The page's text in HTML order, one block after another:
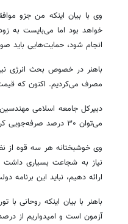
وی با بیان اینکه من جزو
خواهد بود اما می‌بایست به
انجام شود، حمایت‌هایی باید
مصرف می‌کردیم. اکنون که قیمت نفت ۲.۴ برابر شده، در کشور سالیانه ۳۰۰
دبیرکل جامعه اسلامی مهندسین
می‌توان ۳۰ درصد صرفه‌جویی کرد به طوری که نه به رفاه مردم صدمه بزند نه تولید.
وی خوشبختانه هر سه قوه از
نیاز به شجاعت بسیاری داشت
ارائه دهیم، نباید این برنامه
آزمون است و امیدواریم از